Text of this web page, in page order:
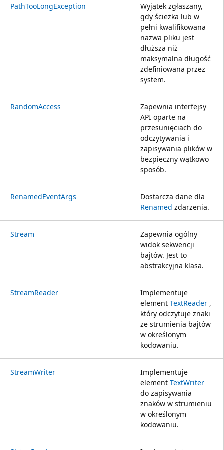
PathTooLongException
Wyjątek zgłaszany,
gdy ścieżka lub w
pełni kwalifikowana
nazwa pliku jest
dłuższa niż
maksymalna długość
zdefiniowana przez
system.
RandomAccess
Zapewnia interfejsy
API oparte na
przesunięciach do
odczytywania i
zapisywania plików w
bezpieczny wątkowo
sposób.
RenamedEventArgs
Dostarcza dane dla
Renamed zdarzenia.
Stream
Zapewnia ogólny
widok sekwencji
bajtów. Jest to
abstrakcyjna klasa.
StreamReader
Implementuje
element TextReader ,
który odczytuje znaki
ze strumienia bajtów
w określonym
kodowaniu.
StreamWriter
Implementuje
element TextWriter
do zapisywania
znaków w strumieniu
w określonym
kodowaniu.